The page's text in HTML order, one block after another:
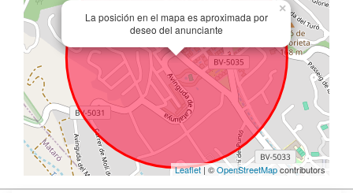
La posición en el mapa es aproximada por
deseo del anunciante
×
Leaflet| ©OpenStreetMapcontributors